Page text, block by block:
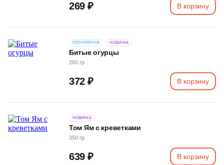
269 ₽ В корзину
Битые огурцы
ПОПУЛЯРНОЕ НОВИНКА
260 гр
372 ₽ В корзину
Том Ям с креветками
НОВИНКА
350 гр
639 ₽ В корзину